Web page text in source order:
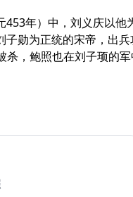
年）中，刘义庆以他
勋为正统的宋帝，出
，鲍照也在刘子顼的军